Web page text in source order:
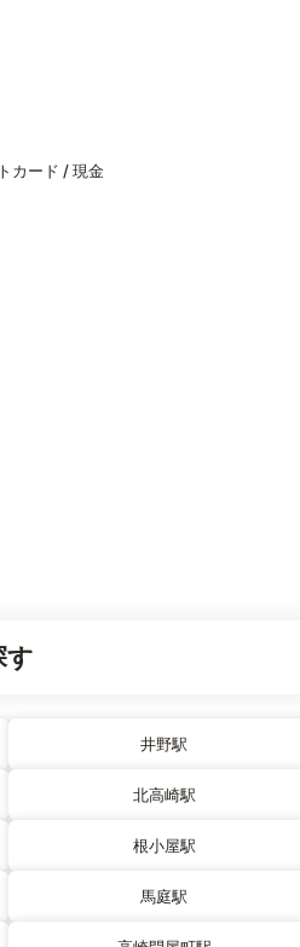
カード / 現金
す
井野駅
北高崎駅
根小屋駅
馬庭駅